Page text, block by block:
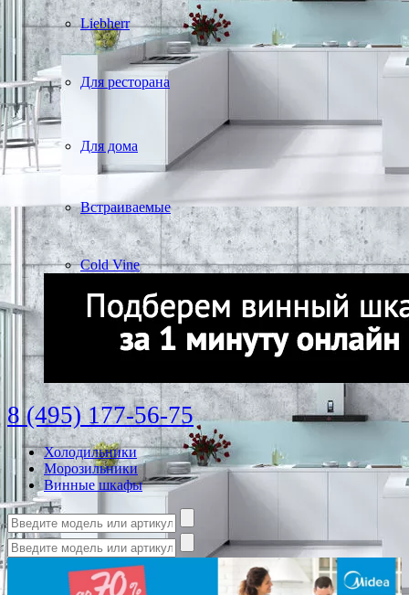
Liebherr
Для ресторана
Для дома
Встраиваемые
Cold Vine
8 (495) 177-56-75
Холодильники
Морозильники
Винные шкафы